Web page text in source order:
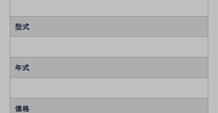
型式
年式
価格